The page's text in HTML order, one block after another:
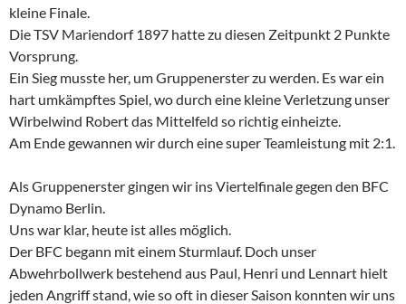
kleine Finale.
Die TSV Mariendorf 1897 hatte zu diesen Zeitpunkt 2 Punkte
Vorsprung.
Ein Sieg musste her, um Gruppenerster zu werden. Es war ein
hart umkämpftes Spiel, wo durch eine kleine Verletzung unser
Wirbelwind Robert das Mittelfeld so richtig einheizte.
Am Ende gewannen wir durch eine super Teamleistung mit 2:1.
Als Gruppenerster gingen wir ins Viertelfinale gegen den BFC
Dynamo Berlin.
Uns war klar, heute ist alles möglich.
Der BFC begann mit einem Sturmlauf. Doch unser
Abwehrbollwerk bestehend aus Paul, Henri und Lennart hielt
jeden Angriff stand, wie so oft in dieser Saison konnten wir uns